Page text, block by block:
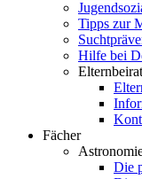
Tipps zur
Hilfe bei
Elternbeirat
Fächer
Die